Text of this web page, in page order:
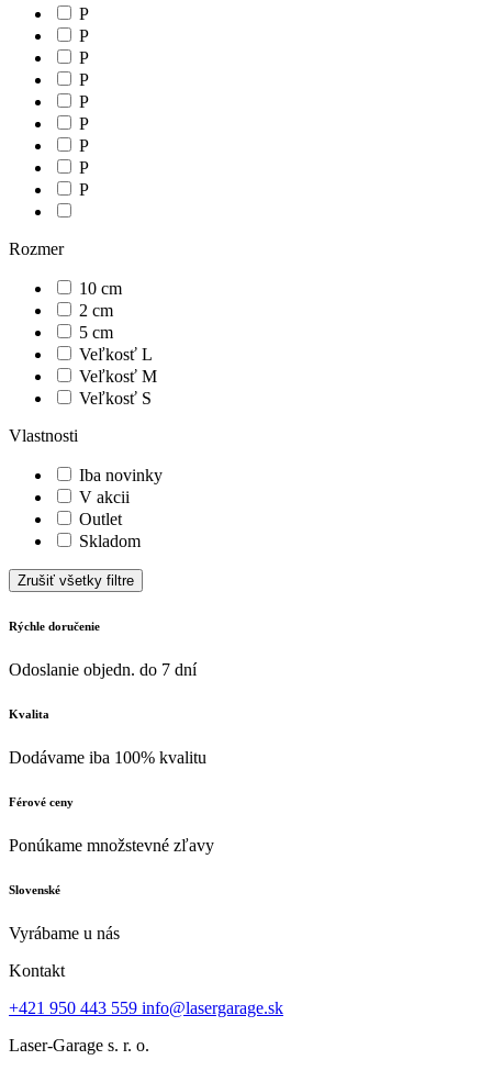
P
P
P
P
P
P
P
P
P
Rozmer
10 cm
2 cm
5 cm
Veľkosť L
Veľkosť M
Veľkosť S
Vlastnosti
Iba novinky
V akcii
Outlet
Skladom
Zrušiť všetky filtre
Rýchle doručenie
Odoslanie objedn. do 7 dní
Kvalita
Dodávame iba 100% kvalitu
Férové ceny
Ponúkame množstevné zľavy
Slovenské
Vyrábame u nás
Kontakt
+421 950 443 559 info@lasergarage.sk
Laser-Garage s. r. o.